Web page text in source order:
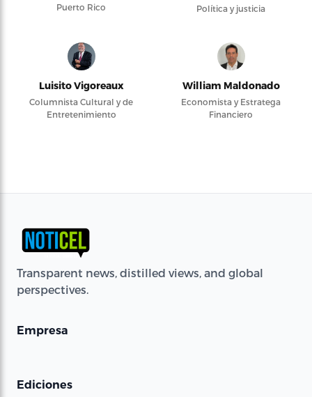
Puerto Rico
Política y justicia
Luisito Vigoreaux
Columnista Cultural y de
Entretenimiento
William Maldonado
Economista y Estratega
Financiero
Transparent news, distilled views, and global
perspectives.
Empresa
Ediciones